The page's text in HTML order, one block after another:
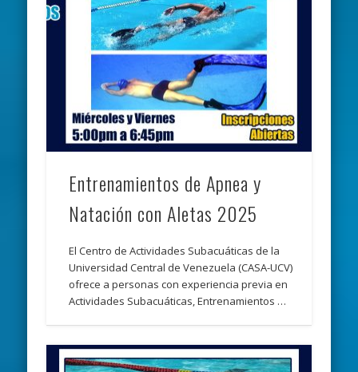
Entrenamientos de Apnea y
Natación con Aletas 2025
El Centro de Actividades Subacuáticas de la
Universidad Central de Venezuela (CASA-UCV)
ofrece a personas con experiencia previa en
Actividades Subacuáticas, Entrenamientos …